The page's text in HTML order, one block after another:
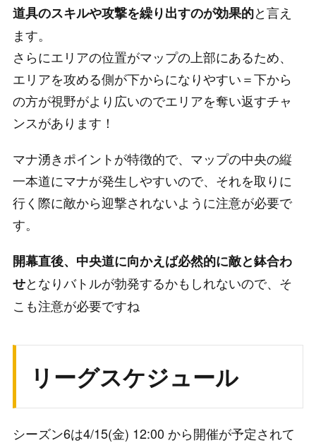
道具のスキルや攻撃を繰り出すのが効果的と言え
ます。
さらにエリアの位置がマップの上部にあるため、
エリアを攻める側が下からになりやすい＝下から
の方が視野がより広いのでエリアを奪い返すチャ
ンスがあります！
マナ湧きポイントが特徴的で、マップの中央の縦
一本道にマナが発生しやすいので、それを取りに
行く際に敵から迎撃されないように注意が必要で
す。
開幕直後、中央道に向かえば必然的に敵と鉢合わ
せとなりバトルが勃発するかもしれないので、そ
こも注意が必要ですね
リーグスケジュール
シーズン6は4/15(金) 12:00 から開催が予定されて